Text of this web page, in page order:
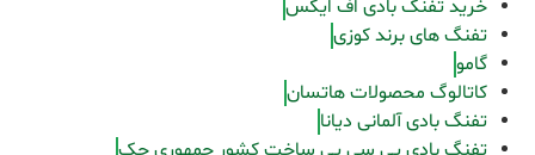
خرید تفنگ بادی اف ایکس
تفنگ های برند کوزی
گامو
کاتالوگ محصولات هاتسان
تفنگ بادی آلمانی دیانا